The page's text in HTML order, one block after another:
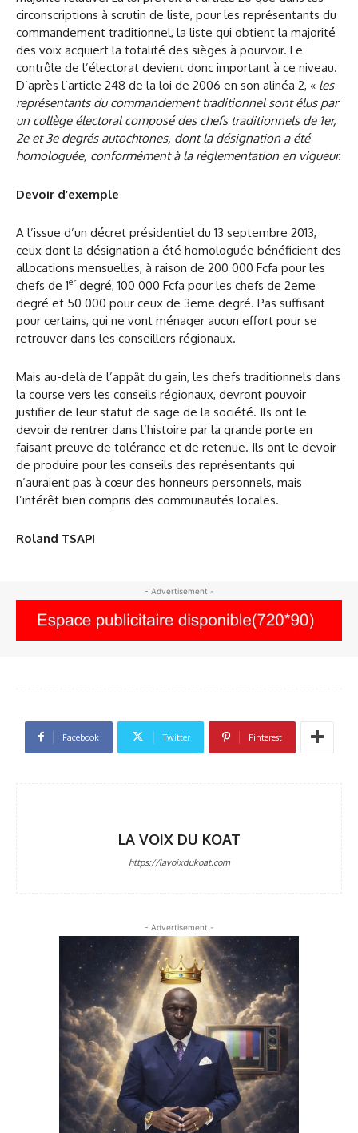
circonscriptions à scrutin de liste, pour les représentants du
commandement traditionnel, la liste qui obtient la majorité
des voix acquiert la totalité des sièges à pourvoir. Le
contrôle de l’électorat devient donc important à ce niveau.
D’après l’article 248 de la loi de 2006 en son alinéa 2, « les
représentants du commandement traditionnel sont élus par
un collège électoral composé des chefs traditionnels de 1er,
2e et 3e degrés autochtones, dont la désignation a été
homologuée, conformément à la réglementation en vigueur.
Devoir d’exemple
A l’issue d’un décret présidentiel du 13 septembre 2013,
ceux dont la désignation a été homologuée bénéficient des
allocations mensuelles, à raison de 200 000 Fcfa pour les
chefs de 1erdegré, 100 000 Fcfa pour les chefs de 2eme
degré et 50 000 pour ceux de 3eme degré. Pas suffisant
pour certains, qui ne vont ménager aucun effort pour se
retrouver dans les conseillers régionaux.
Mais au-delà de l’appât du gain, les chefs traditionnels dans
la course vers les conseils régionaux, devront pouvoir
justifier de leur statut de sage de la société. Ils ont le
devoir de rentrer dans l’histoire par la grande porte en
faisant preuve de tolérance et de retenue. Ils ont le devoir
de produire pour les conseils des représentants qui
n’auraient pas à cœur des honneurs personnels, mais
l’intérêt bien compris des communautés locales.
Roland TSAPI
- Advertisement -
Facebook Twitter Pinterest
LA VOIX DU KOAT
https://lavoixdukoat.com
- Advertisement -